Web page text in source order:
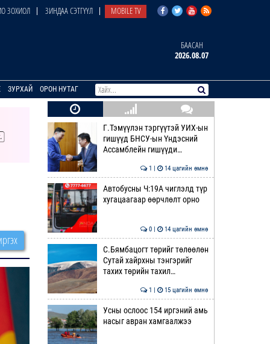
ЗОХИОЛ ЗИНДАА СЭТГҮҮЛ MOBILE TV
БААСАН
2026.08.07
ЗУРХАЙ ОРОН НУТАГ
Г.Тэмүүлэн тэргүүтэй УИХ-ын
гишүүд БНСУ-ын Үндэсний
Ассамблейн гишүүди…
1 | 14 цагийн өмнө
Автобусны Ч:19А чиглэлд түр
хугацаагаар өөрчлөлт орно
0 | 14 цагийн өмнө
С.Бямбацогт төрийг төлөөлөн
Сутай хайрхны тэнгэрийг
тахих төрийн тахил…
1 | 15 цагийн өмнө
Усны ослоос 154 иргэний амь
насыг авран хамгаалжээ